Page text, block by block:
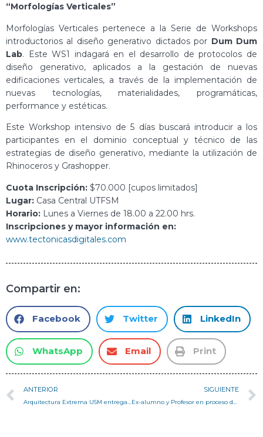
“Morfologías Verticales”
Morfologías Verticales pertenece a la Serie de Workshops
introductorios al diseño generativo dictados por Dum Dum
Lab. Este WS1 indagará en el desarrollo de protocolos de
diseño generativo, aplicados a la gestación de nuevas
edificaciones verticales, a través de la implementación de
nuevas tecnologías, materialidades, programáticas,
performance y estéticas.
Este Workshop intensivo de 5 días buscará introducir a los
participantes en el dominio conceptual y técnico de las
estrategias de diseño generativo, mediante la utilización de
Rhinoceros y Grashopper.
Cuota Inscripción: $70.000 [cupos limitados]
Lugar: Casa Central UTFSM
Horario: Lunes a Viernes de 18.00 a 22.00 hrs.
Inscripciones y mayor información en:
www.tectonicasdigitales.com
Compartir en:
Facebook Twitter LinkedIn
WhatsApp Email Print
ANTERIOR SIGUIENTE